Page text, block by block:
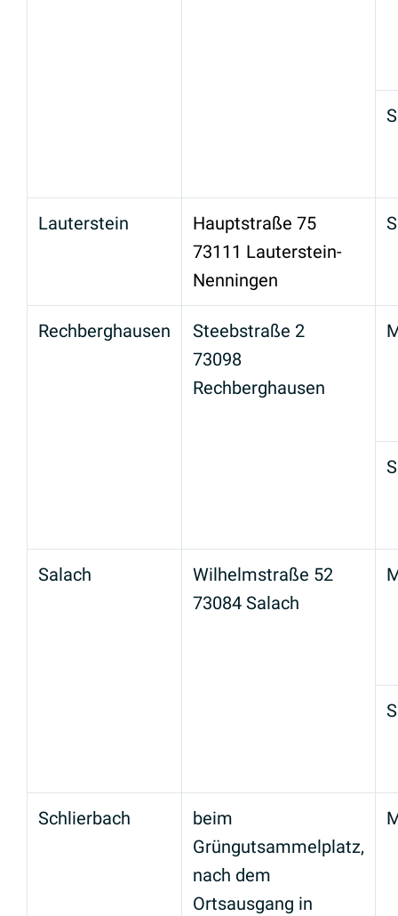
Lauterstein
Hauptstraße 75
73111 Lauterstein-
Nenningen
Rechberghausen
Steebstraße 2
73098
Rechberghausen
Salach
Wilhelmstraße 52
73084 Salach
Schlierbach
beim
Grüngutsammelplatz,
nach dem
Ortsausgang in